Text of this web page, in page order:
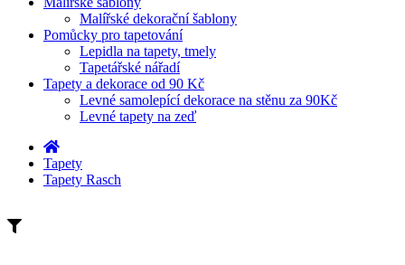
Malířské dekorační šablony
Pomůcky pro tapetování
Lepidla na tapety, tmely
Tapetářské nářadí
Tapety a dekorace od 90 Kč
Levné samolepící dekorace na stěnu za 90Kč
Levné tapety na zeď
Tapety
Tapety Rasch